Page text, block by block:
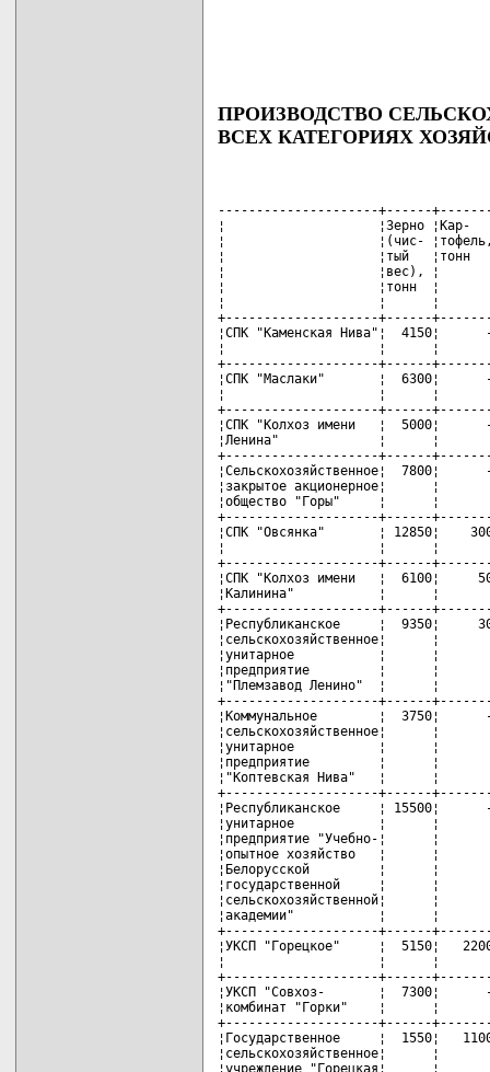
ПРОИЗВОДСТВО
ВСЕХ КАТЕГОРИЯХ
---------------------+------
¦                    ¦Зерно ¦Кар-
¦                    ¦(чис-
¦                    ¦тый   ¦тонн   ¦
¦                    ¦вес), ¦       ¦
¦                    ¦тонн  ¦
¦                    ¦      ¦       ¦
+--------------------+------
¦СПК "Каменская Нива"¦
¦                    ¦      ¦
+--------------------+------
¦СПК "Маслаки"       ¦  6300¦
¦                    ¦      ¦
+--------------------+------
¦СПК "Колхоз имени   ¦
¦Ленина"             ¦      ¦
+--------------------+------
¦Сельскохозяйственное¦
¦закрытое акционерное¦
¦общество "Горы"     ¦
+--------------------+------
¦СПК "Овсянка"       ¦ 12850¦
¦                    ¦      ¦
+--------------------+------
¦СПК "Колхоз имени   ¦  6100¦
¦Калинина"           ¦      ¦
+--------------------+------
¦Республиканское     ¦
¦сельскохозяйственное¦
¦унитарное           ¦      ¦
¦предприятие         ¦
¦"Племзавод Ленино"  ¦
+--------------------+------
¦Коммунальное        ¦  3750¦
¦сельскохозяйственное¦
¦унитарное           ¦      ¦
¦предприятие         ¦
¦"Коптевская Нива"   ¦
+--------------------+------
¦Республиканское     ¦
¦унитарное           ¦      ¦
¦предприятие "Учебно-¦
¦опытное хозяйство   ¦
¦Белорусской         ¦
¦государственной     ¦
¦сельскохозяйственной¦
¦академии"           ¦      ¦
+--------------------+------
¦УКСП "Горецкое"     ¦  5150¦
¦                    ¦      ¦
+--------------------+------
¦УКСП "Совхоз-       ¦  7300¦
¦комбинат "Горки"    ¦
+--------------------+------
¦Государственное     ¦
¦сельскохозяйственное¦
¦учреждение "Горецкая¦